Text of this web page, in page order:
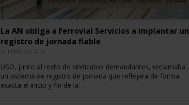
La AN obliga a Ferrovial Servicios a implantar un
registro de jornada fiable
22 FEBRERO, 2022
USO, junto al resto de sindicatos demandantes, reclamaba
un sistema de registro de jornada que reflejara de forma
exacta el inicio y fin de la…